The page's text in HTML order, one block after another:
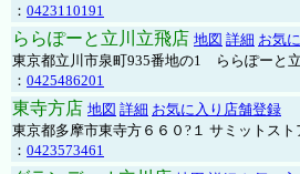
： 0423110191
ららぽーと立川立飛店 地図 詳細 お気
東京都立川市泉町935番地の1 ららぽーと
： 0425486201
東寺方店 地図 詳細 お気に入り店舗登録
東京都多摩市東寺方６６０?１ サミットスト
： 0423573461